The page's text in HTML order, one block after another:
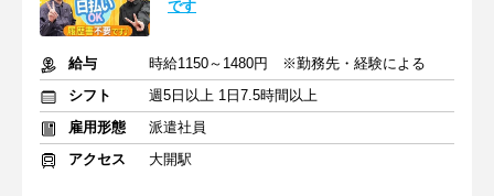
です
給与
時給1150～1480円 ※勤務先・経験による
シフト
週5日以上 1日7.5時間以上
雇用形態
派遣社員
アクセス
大開駅